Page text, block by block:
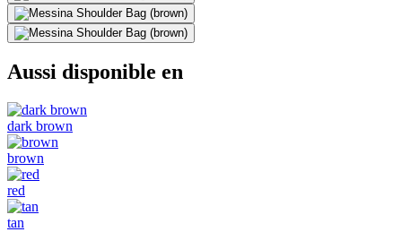
Aussi disponible en
dark brown
brown
red
tan